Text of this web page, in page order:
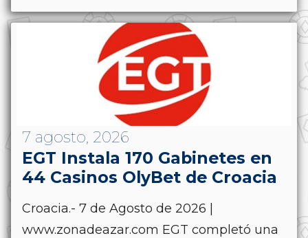
7 agosto, 2026
EGT Instala 170 Gabinetes en
44 Casinos OlyBet de Croacia
Croacia.- 7 de Agosto de 2026 |
www.zonadeazar.com EGT completó una